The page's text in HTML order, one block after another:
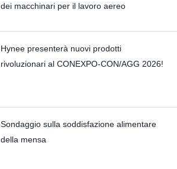
dei macchinari per il lavoro aereo
Hynee presenterà nuovi prodotti
rivoluzionari al CONEXPO-CON/AGG 2026!
Sondaggio sulla soddisfazione alimentare
della mensa